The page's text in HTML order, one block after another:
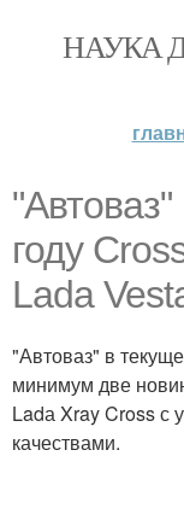
НАУКА
году
Ladа
"Автоваз" в
минимум две
Ladа Xray Cross
качествами.